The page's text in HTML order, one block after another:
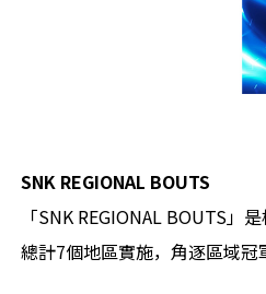
SNK REGIONAL BOUTS
「SNK REGIONAL BOUTS
總計7個地區實施，角逐區域冠